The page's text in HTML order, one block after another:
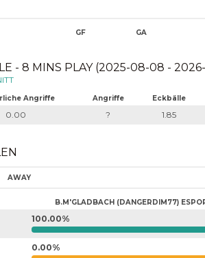
GF GA
- 8 MINS PLAY (2025-08-08 -
Angriffe Angriffe Eckbälle
0.00 ? 1.85
AWAY
B.M'GLADBACH (DANGERDIM77)
100.00%
0.00%